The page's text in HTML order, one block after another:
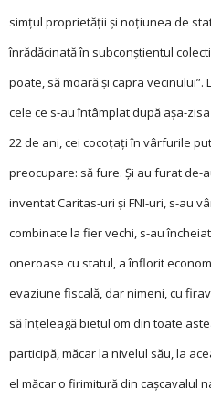
simțul proprietății și noțiunea de
înrădăcinată în subcon­știentul
poate, să moară și capra
cele ce s-au întâmplat după așa-
22 de ani, cei cocoțați în vârfurile
preocupare: să fure. Și au furat de-
inventat Caritas-uri și FNI-uri, s-au
combinate la fier vechi, s-au
oneroase cu statul, a înflorit
evaziune fiscală, dar nimeni, cu
să înțeleagă bietul om din toate
participă, măcar la nivelul său, la
el măcar o firimitură din cașcavalul